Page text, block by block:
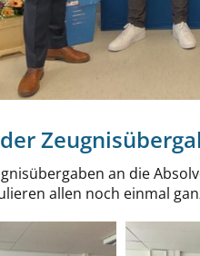
an die
allen noch einmal